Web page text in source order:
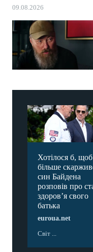
09.08.2026
Хотілося б, щоб
більше
син Байдена
розповів про
здоров’я свого
батька
euroua.net
Світ ...